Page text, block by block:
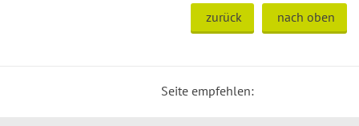
zurück nach oben
Seite empfehlen: